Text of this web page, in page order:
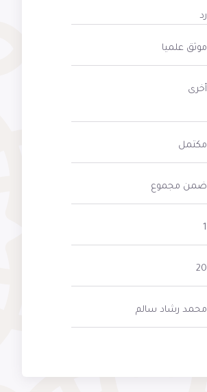
رد
موثق علميا
أخرى
مكتمل
ضمن مجموع
1
20
محمد رشاد سالم